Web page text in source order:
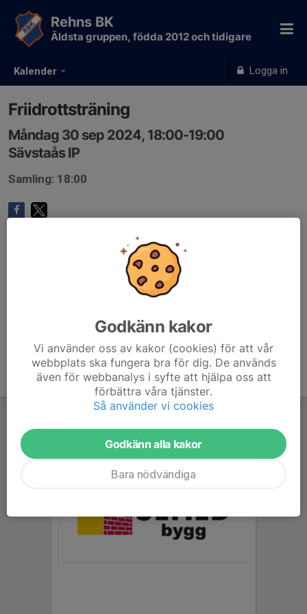
Kalender Logga in
Rehns BK
Äldsta gruppen, födda 2012 och tidigare
Friidrottsträning
Måndag 30 sep 2024, 18:00-19:00
Sävstaås IP
Samling: 18:00
Godkänn kakor
Vi använder oss av kakor (cookies) för att vår
webbplats ska fungera bra för dig. De används
även för webbanalys i syfte att hjälpa oss att
förbättra våra tjänster.
Så använder vi cookies
Godkänn alla kakor
Bara nödvändiga